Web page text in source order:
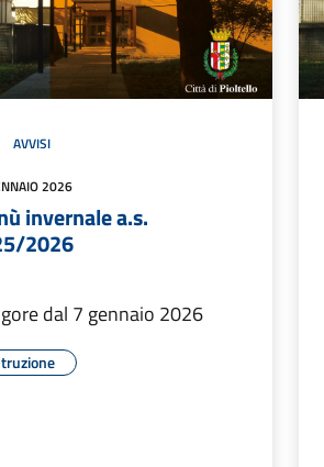
AVVISI
2026
invernale a.s.
2026
dal 7 gennaio 2026